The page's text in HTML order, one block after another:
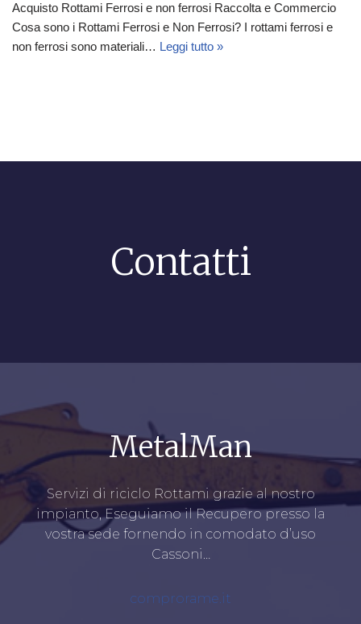
Acquisto Rottami Ferrosi e non ferrosi Raccolta e Commercio
Cosa sono i Rottami Ferrosi e Non Ferrosi? I rottami ferrosi e
non ferrosi sono materiali… Leggi tutto »
Contatti
MetalMan
Servizi di riciclo Rottami grazie al nostro
impianto, Eseguiamo il Recupero presso la
vostra sede fornendo in comodato d’uso
Cassoni…
comprorame.it